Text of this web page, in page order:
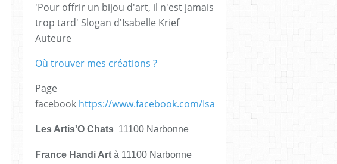
'Pour offrir un bijou d'art, il n'est jamais
trop tard' Slogan d'Isabelle Krief
Auteure
Où trouver mes créations ?
Page
facebook https://www.facebook.com/IsabelleKrief.ArtistePeintre/
Les Artis'O Chats 11100 Narbonne
France Handi Art à 11100 Narbonne